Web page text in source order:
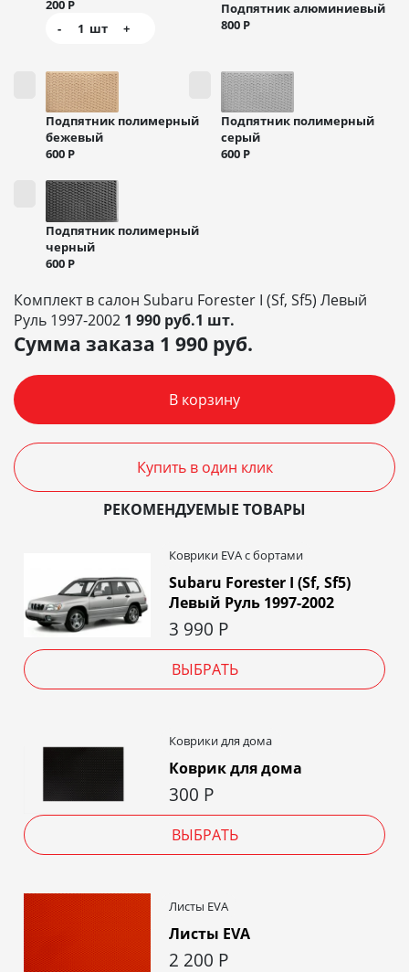
200 Р
-
1 шт +
Подпятник алюминиевый
800 Р
Подпятник полимерный
бежевый
600 Р
Подпятник полимерный
серый
600 Р
Подпятник полимерный
черный
600 Р
Комплект в салон Subaru Forester I (Sf, Sf5) Левый
Руль 1997-2002 1 990 руб.1 шт.
Сумма заказа 1 990 руб.
В корзину
Купить в один клик
РЕКОМЕНДУЕМЫЕ ТОВАРЫ
Коврики EVA c бортами
Subaru Forester I (Sf, Sf5)
Левый Руль 1997-2002
3 990 Р
ВЫБРАТЬ
Коврики для дома
Коврик для дома
300 Р
ВЫБРАТЬ
Листы EVA
Листы EVA
2 200 Р